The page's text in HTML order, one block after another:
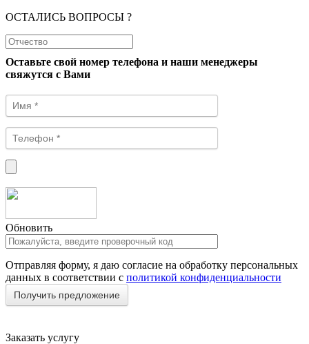
ОСТАЛИСЬ ВОПРОСЫ ?
Оставьте свой номер телефона и наши менеджеры
свяжутся с Вами
Обновить
Отправляя форму, я даю согласие на обработку персональных
данных в соответствии с политикой конфиденциальности
Заказать услугу